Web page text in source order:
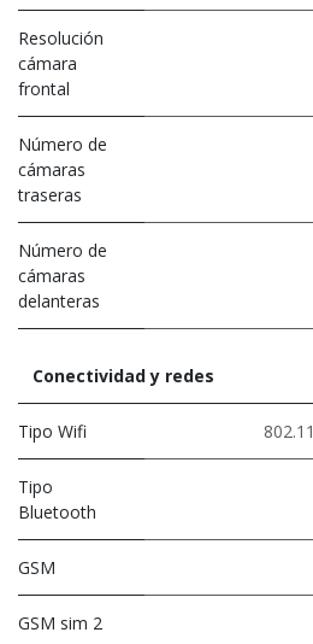
Resolución
cámara
frontal
Número de
cámaras
traseras
Número de
cámaras
delanteras
Conectividad y redes
Tipo Wifi
Tipo
Bluetooth
GSM
GSM sim 2